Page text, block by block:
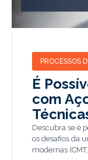
PROCESSOS
É
com
Descubra se é
os desafios da
modernas